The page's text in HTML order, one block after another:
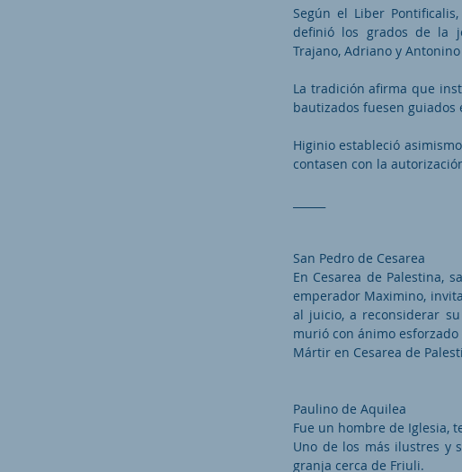
Según el Liber
definió los grados de la
Trajano, Adriano y
La tradición afirma que
bautizados fuesen
Higinio estableció
contasen con la
San Pedro de Cesarea
En Cesarea de Palestina,
emperador Maximino,
al juicio, a reconsiderar
murió con ánimo
Mártir en Cesarea de
Paulino de Aquilea
Fue un hombre de Iglesia,
Uno de los más ilustres y
granja cerca de Friuli.